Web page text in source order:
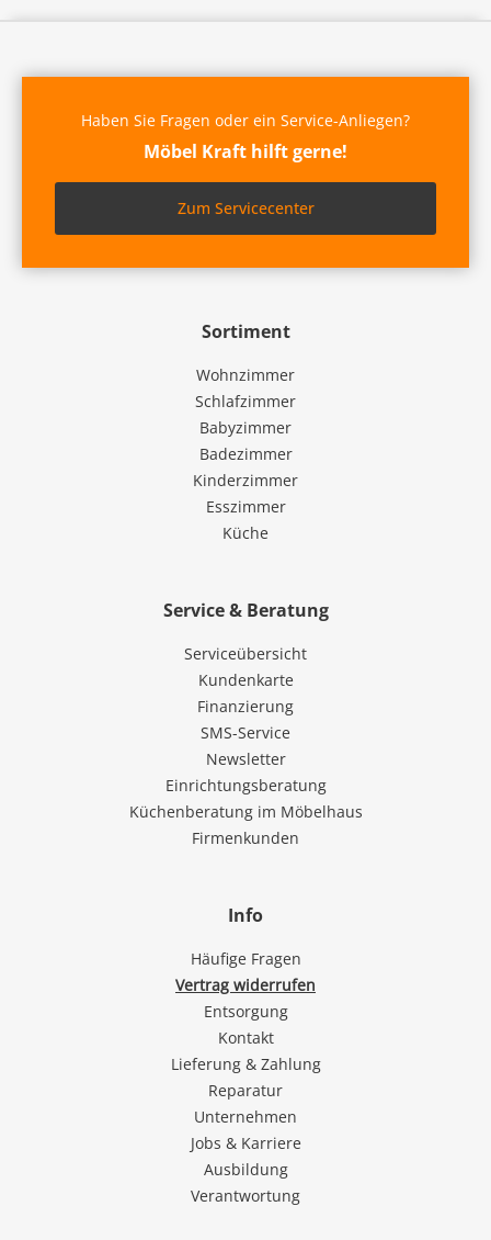
Sortiment
Wohnzimmer
Schlafzimmer
Babyzimmer
Badezimmer
Kinderzimmer
Esszimmer
Küche
Service & Beratung
Serviceübersicht
Kundenkarte
Finanzierung
SMS-Service
Newsletter
Einrichtungsberatung
Küchenberatung im Möbelhaus
Firmenkunden
Info
Häufige Fragen
Vertrag widerrufen
Entsorgung
Kontakt
Lieferung & Zahlung
Reparatur
Unternehmen
Jobs & Karriere
Ausbildung
Verantwortung
Haben Sie Fragen oder ein Service-Anliegen?
Möbel Kraft hilft gerne!
Zum Servicecenter